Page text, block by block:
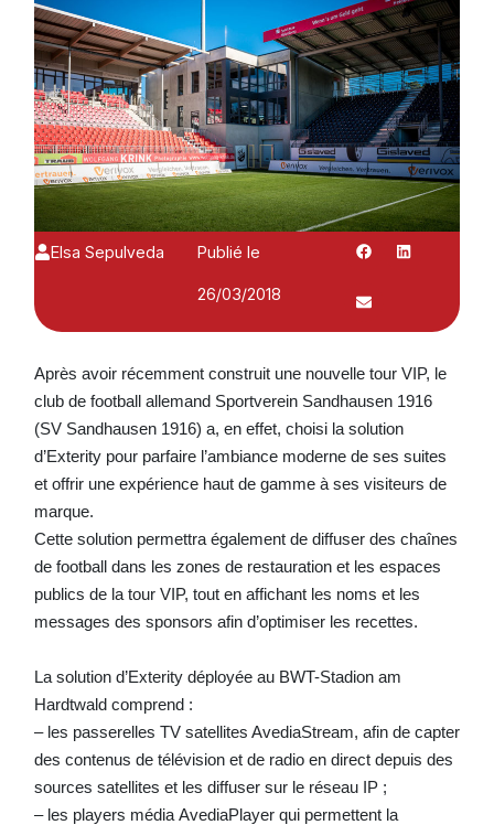
Elsa Sepulveda
Publié le
26/03/2018
Après avoir récemment construit une nouvelle tour VIP, le
club de football allemand Sportverein Sandhausen 1916
(SV Sandhausen 1916) a, en effet, choisi la solution
d’Exterity pour parfaire l’ambiance moderne de ses suites
et offrir une expérience haut de gamme à ses visiteurs de
marque.
Cette solution permettra également de diffuser des chaînes
de football dans les zones de restauration et les espaces
publics de la tour VIP, tout en affichant les noms et les
messages des sponsors afin d’optimiser les recettes.
La solution d’Exterity déployée au BWT-Stadion am
Hardtwald comprend :
– les passerelles TV satellites AvediaStream, afin de capter
des contenus de télévision et de radio en direct depuis des
sources satellites et les diffuser sur le réseau IP ;
– les players média AvediaPlayer qui permettent la